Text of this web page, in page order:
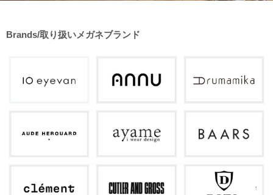
Brands/取り扱いメガネブランド